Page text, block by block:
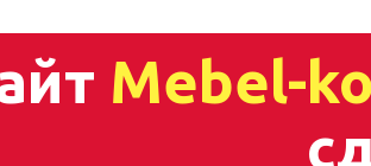
Mebel-